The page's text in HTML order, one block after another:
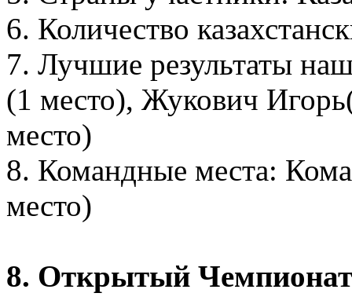
6. Количество
7. Лучшие результаты
(1 место), Жукович
место)
8. Командные места:
место)
8. Открытый